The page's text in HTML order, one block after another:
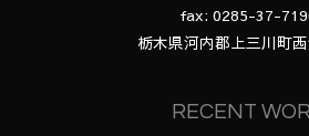
fax: 0285-37-
栃木県河内郡上三川町
RECENT